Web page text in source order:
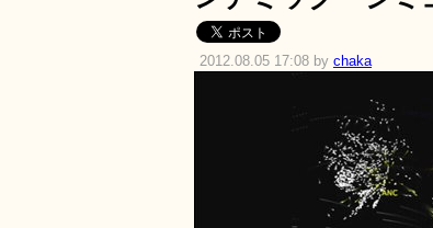
2012.08.05 17:08 by chaka